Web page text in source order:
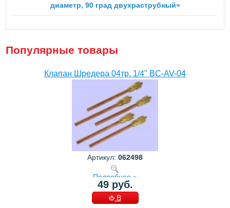
диаметр, 90 град двухраструбный»
Популярные товары
Клапан Шредера 04тр. 1/4" BC-AV-04
Артикул: 062498
Подробнее »
49 руб.
В